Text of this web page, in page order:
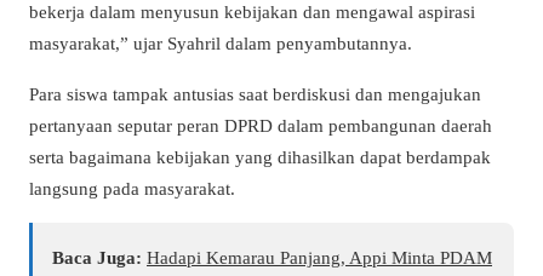
bekerja dalam menyusun kebijakan dan mengawal aspirasi
masyarakat,” ujar Syahril dalam penyambutannya.
Para siswa tampak antusias saat berdiskusi dan mengajukan
pertanyaan seputar peran DPRD dalam pembangunan daerah
serta bagaimana kebijakan yang dihasilkan dapat berdampak
langsung pada masyarakat.
Baca Juga: Hadapi Kemarau Panjang, Appi Minta PDAM